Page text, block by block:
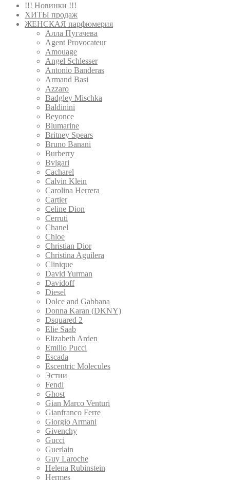
!!! Новинки !!!
ХИТЫ продаж
ЖЕНСКАЯ парфюмерия
Алла Пугачева
Agent Provocateur
Amouage
Angel Schlesser
Antonio Banderas
Armand Basi
Azzaro
Badgley Mischka
Baldinini
Beyonce
Blumarine
Britney Spears
Bruno Banani
Burberry
Bvlgari
Cacharel
Calvin Klein
Carolina Herrera
Cartier
Celine Dion
Cerruti
Chanel
Chloe
Christian Dior
Christina Aguilera
Clinique
David Yurman
Davidoff
Diesel
Dolce and Gabbana
Donna Karan (DKNY)
Dsquared 2
Elie Saab
Elizabeth Arden
Emilio Pucci
Escada
Escentric Molecules
Эстии
Fendi
Ghost
Gian Marco Venturi
Gianfranco Ferre
Giorgio Armani
Givenchy
Gucci
Guerlain
Guy Laroche
Helena Rubinstein
Hermes